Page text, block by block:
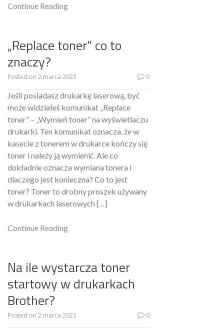
Continue Reading
„Replace toner” co to
znaczy?
Posted on 2 marca 2023 0
Jeśli posiadasz drukarkę laserową, być
może widziałeś komunikat „Replace
toner” – „Wymień toner” na wyświetlaczu
drukarki. Ten komunikat oznacza, że ​​w
kasecie z tonerem w drukarce kończy się
toner i należy ją wymienić. Ale co
dokładnie oznacza wymiana tonera i
dlaczego jest konieczna? Co to jest
toner? Toner to drobny proszek używany
w drukarkach laserowych […]
Continue Reading
Na ile wystarcza toner
startowy w drukarkach
Brother?
Posted on 2 marca 2023 0